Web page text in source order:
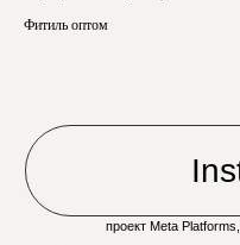
Фитиль оптом